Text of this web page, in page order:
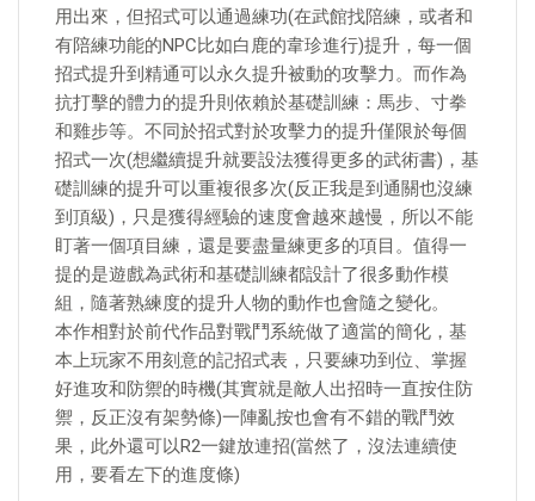
用出來，但招式可以通過練功(在武館找陪練，或者和
有陪練功能的NPC比如白鹿的韋珍進行)提升，每一個
招式提升到精通可以永久提升被動的攻擊力。而作為
抗打擊的體力的提升則依賴於基礎訓練：馬步、寸拳
和雞步等。不同於招式對於攻擊力的提升僅限於每個
招式一次(想繼續提升就要設法獲得更多的武術書)，基
礎訓練的提升可以重複很多次(反正我是到通關也沒練
到頂級)，只是獲得經驗的速度會越來越慢，所以不能
盯著一個項目練，還是要盡量練更多的項目。值得一
提的是遊戲為武術和基礎訓練都設計了很多動作模
組，隨著熟練度的提升人物的動作也會隨之變化。
本作相對於前代作品對戰鬥系統做了適當的簡化，基
本上玩家不用刻意的記招式表，只要練功到位、掌握
好進攻和防禦的時機(其實就是敵人出招時一直按住防
禦，反正沒有架勢條)一陣亂按也會有不錯的戰鬥效
果，此外還可以R2一鍵放連招(當然了，沒法連續使
用，要看左下的進度條)